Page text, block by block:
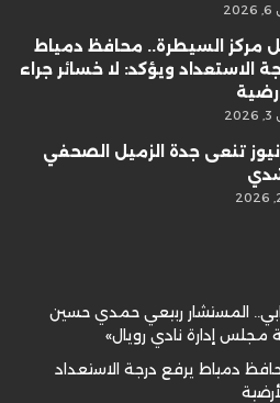
مركز السيطرة.. محافظ دمياط
الاستعداد ويؤكد: لا خسائر جراء
نيوز تنعى جدة الزميل الصحفي
المستشار ربيعي حمدي حسين
إدارة نادي رويال»
دمياط يرفع درجة الاستعداد